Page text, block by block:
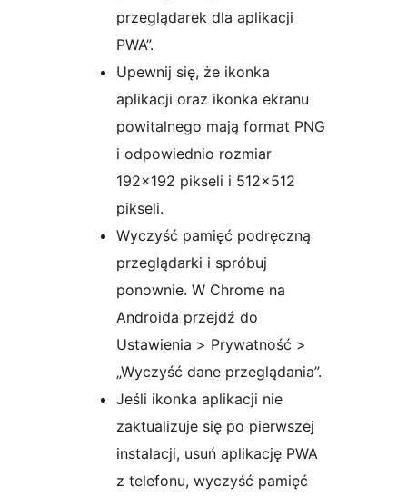
przeglądarek dla aplikacji
PWA”.
Upewnij się, że ikonka
aplikacji oraz ikonka ekranu
powitalnego mają format PNG
i odpowiednio rozmiar
192×192 pikseli i 512×512
pikseli.
Wyczyść pamięć podręczną
przeglądarki i spróbuj
ponownie. W Chrome na
Androida przejdź do
Ustawienia > Prywatność >
„Wyczyść dane przeglądania”.
Jeśli ikonka aplikacji nie
zaktualizuje się po pierwszej
instalacji, usuń aplikację PWA
z telefonu, wyczyść pamięć